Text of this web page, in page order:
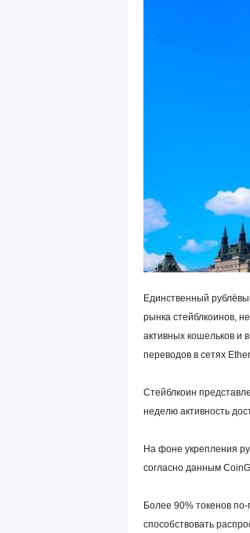
Единственный
рынка стейблкоинов,
активных кошельков и
переводов в сетях
Стейблкоин
неделю активность
На фоне укрепления
согласно данным
Более 90% токенов
способствовать